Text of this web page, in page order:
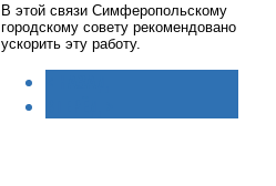
В этой связи Симферопольскому
городскому совету рекомендовано
ускорить эту работу.